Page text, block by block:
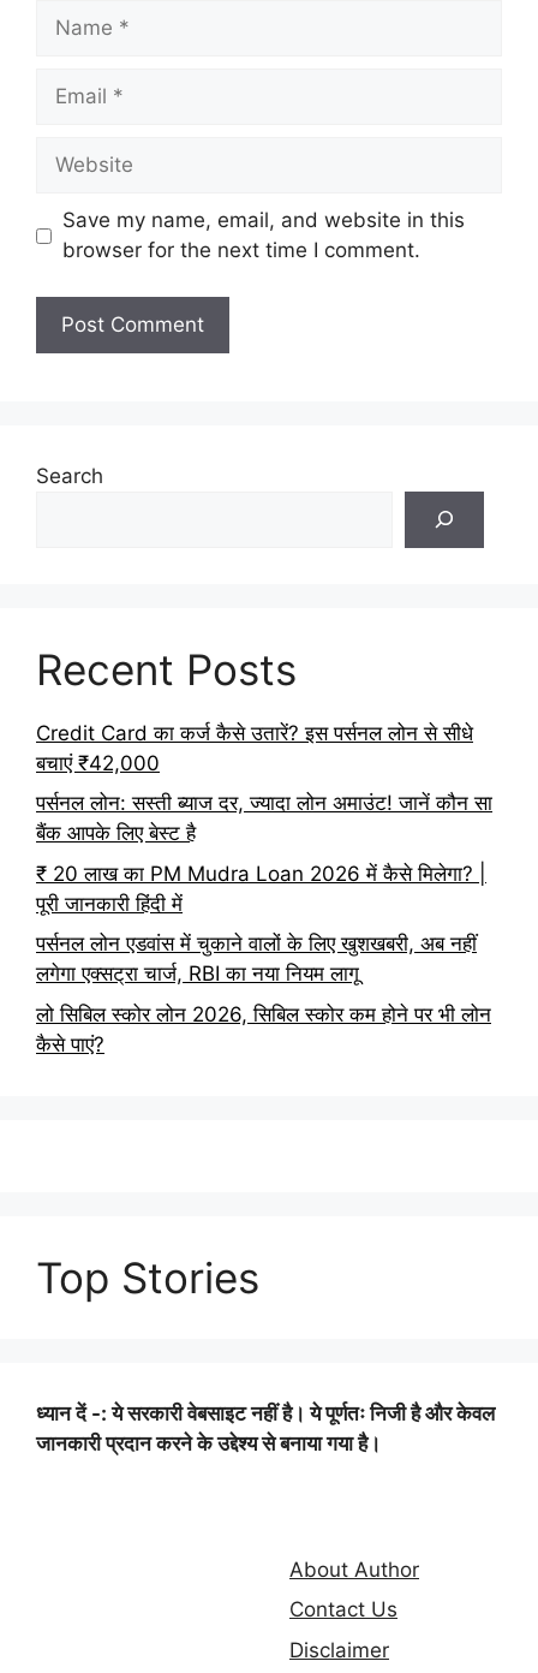
Name
Email
Website
Save my name, email, and website in this
browser for the next time I comment.
Search
Recent Posts
Credit Card का कर्ज कैसे उतारें? इस पर्सनल लोन से सीधे
बचाएं ₹42,000
पर्सनल लोन: सस्ती ब्याज दर, ज्यादा लोन अमाउंट! जानें कौन सा
बैंक आपके लिए बेस्ट है
₹ 20 लाख का PM Mudra Loan 2026 में कैसे मिलेगा? |
पूरी जानकारी हिंदी में
पर्सनल लोन एडवांस में चुकाने वालों के लिए खुशखबरी, अब नहीं
लगेगा एक्सट्रा चार्ज, RBI का नया नियम लागू
लो सिबिल स्कोर लोन 2026, सिबिल स्कोर कम होने पर भी लोन
कैसे पाएं?
Top Stories
ध्यान दें -: ये सरकारी वेबसाइट नहीं है। ये पूर्णतः निजी है और केवल
जानकारी प्रदान करने के उद्देश्य से बनाया गया है।
About Author
Contact Us
Disclaimer